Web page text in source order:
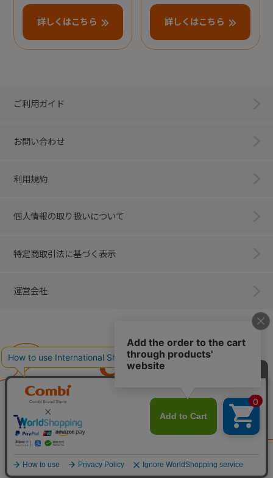
詳しくはこちら 詳しくはこちら
ご利用ガイド
お問い合わせ
利用規約
個人情報の取り扱いについて
特定商取引法に基づく表示
運営会社
子育てに、イノベーションを。
ベビー用品のコンビ株式会社
All Right Reserved. Copyright © Combi Corporation.